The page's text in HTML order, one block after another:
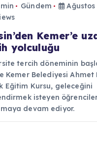
Gündem
Ağustos
Kemer’e
yolculuğu
tercih döneminin
Kemer Belediyesi Ahmet
Eğitim Kursu, geleceğini
isteyen
devam ediyor.